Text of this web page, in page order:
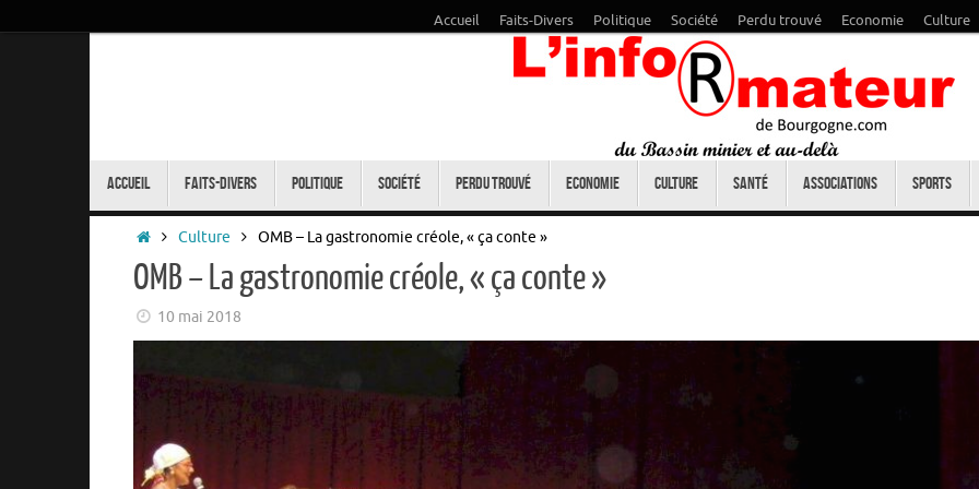
Accueil Faits-Divers Politique Société Perdu trouvé Economie Culture
Accueil Faits-Divers Politique Société Perdu trouvé Economie Culture Santé Associations Sports
Accueil
Culture OMB – La gastronomie créole, « ça conte »
OMB – La gastronomie créole, « ça conte »
10 mai 2018